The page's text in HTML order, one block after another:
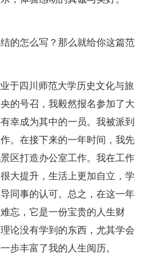
的怎么写？那么就给你这篇范
于四川师范大学历史文化与旅
的号召，我毅然报名参加了大
幸成为其中的一员。我被派到
。在接下来的一年时间，我先
区打造办公室工作。我在工作
大提升，生活上更加自立，学
同事的认可。总之，在这一年
忘，它是一份宝贵的人生财
论没有学到的东西，尤其学会
步丰富了我的人生阅历。